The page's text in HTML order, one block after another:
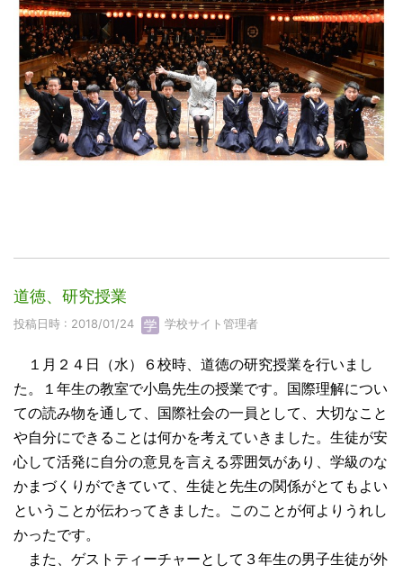
道徳、研究授業
投稿日時 : 2018/01/24 学校サイト管理者
１月２４日（水）６校時、道徳の研究授業を行いまし
た。１年生の教室で小島先生の授業です。国際理解につい
ての読み物を通して、国際社会の一員として、大切なこと
や自分にできることは何かを考えていきました。生徒が安
心して活発に自分の意見を言える雰囲気があり、学級のな
かまづくりができていて、生徒と先生の関係がとてもよい
ということが伝わってきました。このことが何よりうれし
かったです。
また、ゲストティーチャーとして３年生の男子生徒が外